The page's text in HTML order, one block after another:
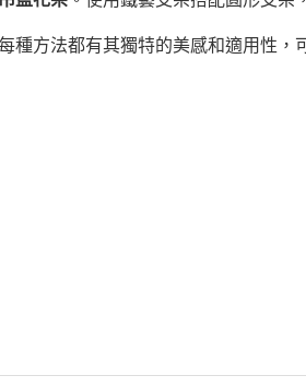
種方法都有其獨特的美感和適用性，